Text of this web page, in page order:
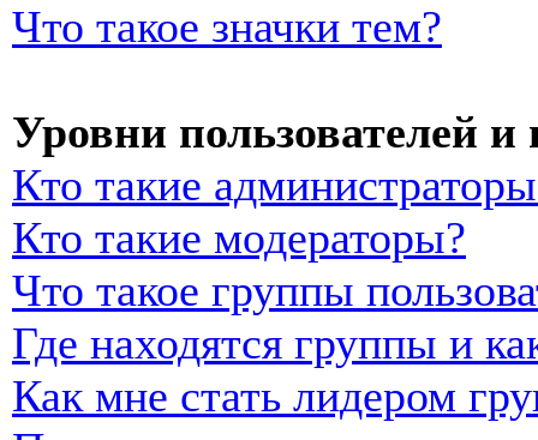
Что такое значки тем?
Уровни пользователей
Кто такие
Кто такие модераторы?
Что такое группы
Где находятся группы и
Как мне стать лидером